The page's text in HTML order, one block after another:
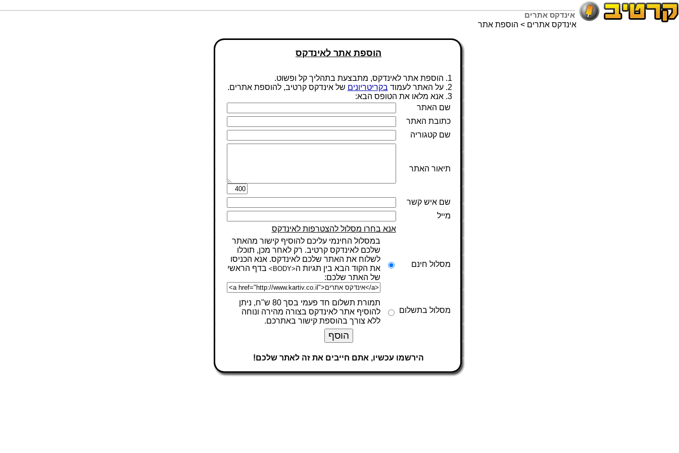
אינדקס אתרים
אינדקס אתרים > הוספת אתר
הוספת אתר לאינדקס
1. הוספת אתר לאינדקס, מתבצעת בתהליך קל ופשוט.
2. על האתר לעמוד
בקריטריונים של אינדקס קרטיב, להוספת אתרים.
3. אנא מלאו את הטופס הבא:
שם האתר
כתובת האתר
שם קטגוריה
תיאור האתר
שם איש קשר
מייל
אנא בחרו מסלול להצטרפות לאינדקס
מסלול חינם
במסלול החינמי עליכם להוסיף קישור מהאתר
שלכם לאינדקס קרטיב. רק לאחר מכן, תוכלו
לשלוח את האתר שלכם לאינדקס. אנא הכניסו
את הקוד הבא בין תגיות ה<BODY>
בדף הראשי
של האתר שלכם:
מסלול בתשלום
תמורת תשלום חד פעמי בסך 80 ש"ח, ניתן
להוסיף אתר לאינדקס בצורה מהירה ונוחה
ללא צורך בהוספת קישור באתרכם.
הירשמו עכשיו, אתם חייבים את זה לאתר שלכם!